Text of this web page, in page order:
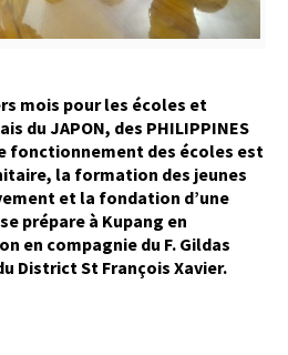
mois pour les écoles et
du JAPON, des PHILIPPINES
le fonctionnement des écoles est
la formation des jeunes
et la fondation d’une
prépare à Kupang en
en compagnie du F. Gildas
District St François Xavier.